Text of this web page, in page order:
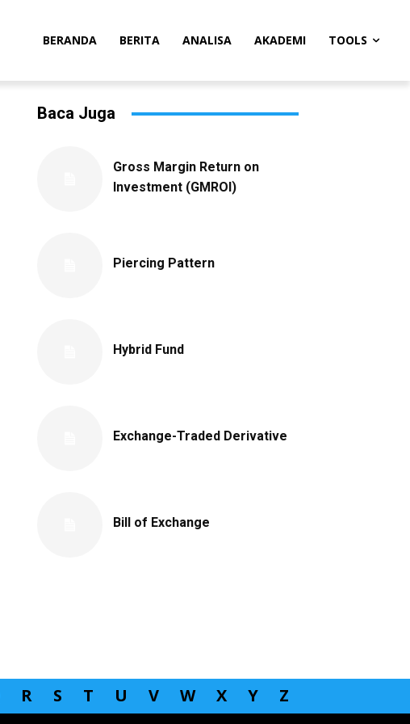
BERANDA BERITA ANALISA AKADEMI TOOLS
Baca Juga
Gross Margin Return on
Investment (GMROI)
Piercing Pattern
Hybrid Fund
Exchange-Traded Derivative
Bill of Exchange
R S T U V W X Y Z